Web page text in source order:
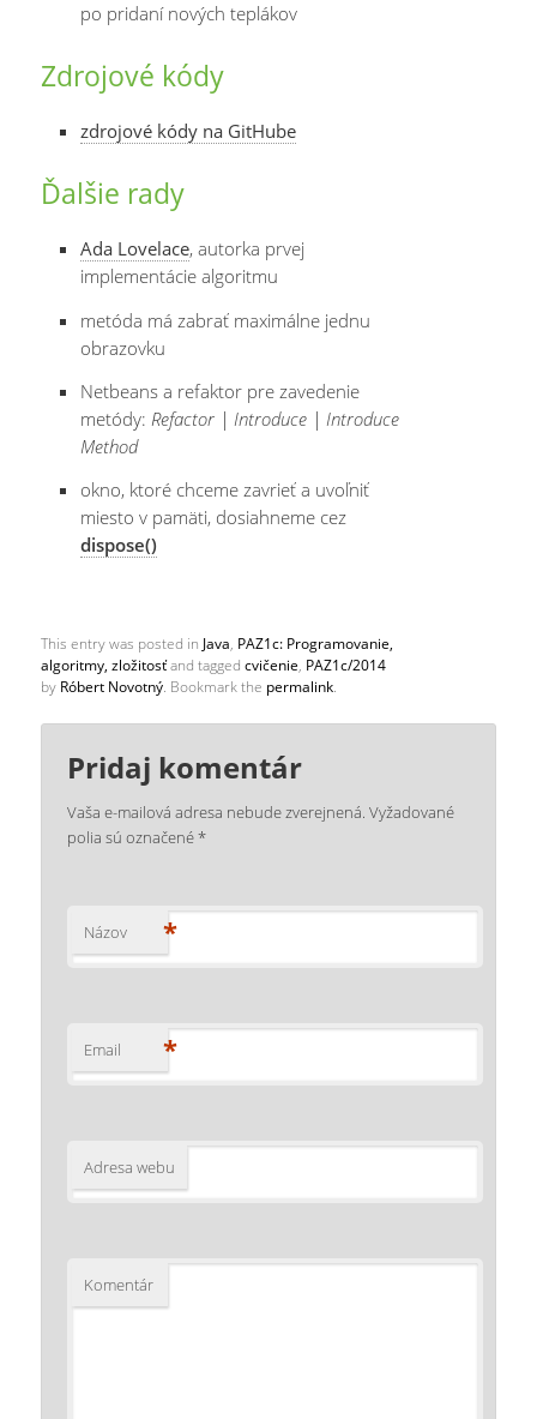
po pridaní nových teplákov
Zdrojové kódy
zdrojové kódy na GitHube
Ďalšie rady
Ada Lovelace, autorka prvej
implementácie algoritmu
metóda má zabrať maximálne jednu
obrazovku
Netbeans a refaktor pre zavedenie
metódy: Refactor | Introduce | Introduce
Method
okno, ktoré chceme zavrieť a uvoľniť
miesto v pamäti, dosiahneme cez
dispose()
This entry was posted in Java, PAZ1c: Programovanie,
algoritmy, zložitosťand taggedcvičenie, PAZ1c/2014
by Róbert Novotný. Bookmark the permalink.
Pridaj komentár
Vaša e-mailová adresa nebude zverejnená. Vyžadované
polia sú označené*
Názov *
Email *
Adresa webu
Komentár